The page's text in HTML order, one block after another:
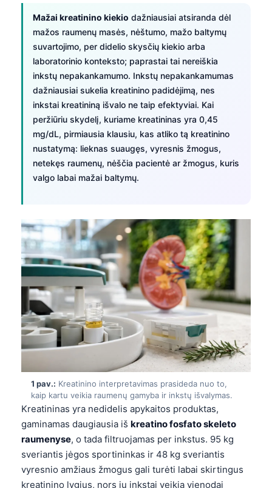
Mažai kreatinino kiekio dažniausiai atsiranda dėl
mažos raumenų masės, nėštumo, mažo baltymų
suvartojimo, per didelio skysčių kiekio arba
laboratorinio konteksto; paprastai tai nereiškia
inkstų nepakankamumo. Inkstų nepakankamumas
dažniausiai sukelia kreatinino padidėjimą, nes
inkstai kreatininą išvalo ne taip efektyviai. Kai
peržiūriu skydelį, kuriame kreatininas yra 0,45
mg/dL, pirmiausia klausiu, kas atliko tą kreatinino
nustatymą: lieknas suaugęs, vyresnis žmogus,
netekęs raumenų, nėščia pacientė ar žmogus, kuris
valgo labai mažai baltymų.
1 pav.: Kreatinino interpretavimas prasideda nuo to,
kaip kartu veikia raumenų gamyba ir inkstų išvalymas.
Kreatininas yra nedidelis apykaitos produktas,
gaminamas daugiausia iš kreatino fosfato skeleto
raumenyse, o tada filtruojamas per inkstus. 95 kg
sveriantis jėgos sportininkas ir 48 kg sveriantis
vyresnio amžiaus žmogus gali turėti labai skirtingus
kreatinino lygius, nors jų inkstai veikia vienodai